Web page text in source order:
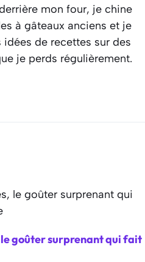
mon four, je chine
à gâteaux anciens et je
idées de recettes sur des
je perds régulièrement.
goûter surprenant qui fait